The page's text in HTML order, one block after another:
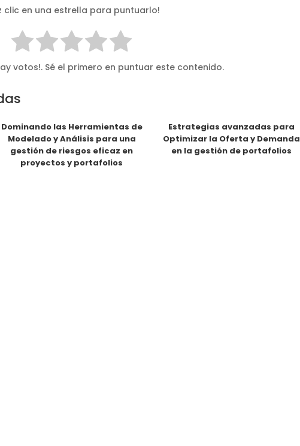
clic en una estrella para puntuarlo!
votos!. Sé el primero en puntuar este contenido.
Dominando las Herramientas de
Modelado y Análisis para una
gestión de riesgos eficaz en
proyectos y portafolios
Estrategias avanzadas para
Optimizar la Oferta y Demanda
en la gestión de portafolios